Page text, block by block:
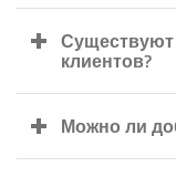
клиентов?
Можно ли